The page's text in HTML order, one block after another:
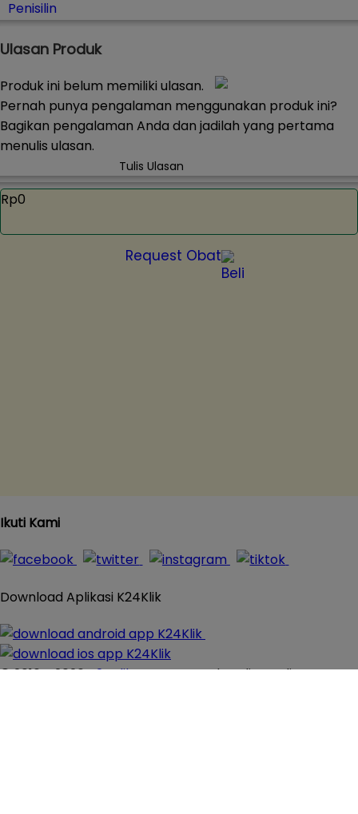
Penisilin
Ulasan Produk
Produk ini belum memiliki ulasan.
Pernah punya pengalaman menggunakan produk ini?
Bagikan pengalaman Anda dan jadilah yang pertama
menulis ulasan.
Tulis Ulasan
Rp0
Request Obat
Ikuti Kami
Download Aplikasi K24Klik
© 2016 - 2026K24Klik.com- Apotek Online Paling